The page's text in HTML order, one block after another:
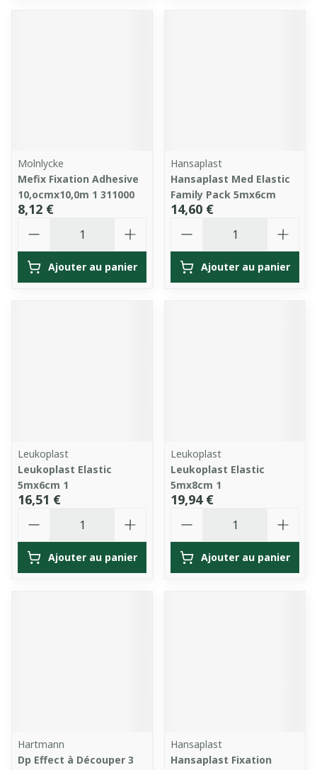
Molnlycke
Mefix Fixation Adhesive
10,ocmx10,0m 1 311000
8,12 €
Ajouter au panier
Hansaplast
Hansaplast Med Elastic
Family Pack 5mx6cm
14,60 €
Ajouter au panier
Leukoplast
Leukoplast Elastic
5mx6cm 1
16,51 €
Ajouter au panier
Leukoplast
Leukoplast Elastic
5mx8cm 1
19,94 €
Ajouter au panier
Hartmann
Dp Effect à Découper 3
Hansaplast
Hansaplast Fixation